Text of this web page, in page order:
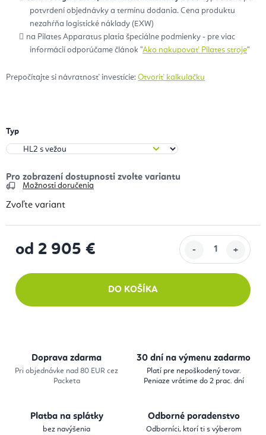
potvrdení objednávky a termínu dodania. Cena produktu
nezahŕňa logistické náklady (EXW)
na Pilates Apparatus platia špeciálne podmienky - pre viac
informácií odporúčame článok "Ako nakupovať Pilates stroje"
Prepočítajte si návratnosť investície: Otvoriť kalkulačku
Typ
Možnosti doručenia
Zvoľte variant
od 2 905 €
DO KOŠÍKA
Doprava zdarma
Pri objednávke nad 80 EUR cez
Packeta
30 dní na výmenu zadarmo
Platí pre nepoškodený tovar.
Peniaze vrátime do 2 prac. dní
Platba na splátky
bez navýšenia
Odborné poradenstvo
Odborníci, ktorí ti s výberom